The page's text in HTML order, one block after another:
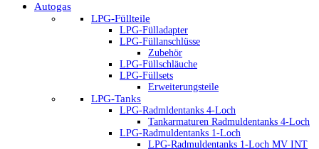
Autogas
LPG-Füllteile
LPG-Fülladapter
LPG-Füllanschlüsse
Zubehör
LPG-Füllschläuche
LPG-Füllsets
Erweiterungsteile
LPG-Tanks
LPG-Radmldentanks 4-Loch
Tankarmaturen Radmuldentanks 4-Loch
LPG-Radmuldentanks 1-Loch
LPG-Radmuldentanks 1-Loch MV INT